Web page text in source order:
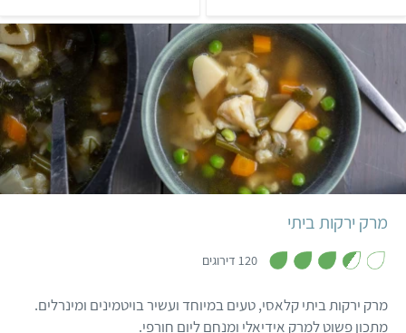
להכנה כמו שקשוקה, והוא
מנחם, מזין ובריא.
מרשימה לצד הארוחה.
הידעתם? אגוזי מלך הם מקור
לאומגה 3.
קל
מרק ירקות ביתי
120 דירוגים
ת
מרק ירקות ביתי קלאסי, טעים במיוחד ועשיר בויטמינים ומינרלים.
מתכון פשוט למרק אידיאלי ומנחם ליום חורפי.